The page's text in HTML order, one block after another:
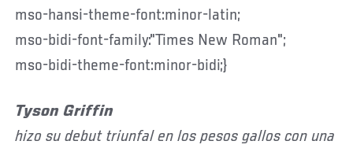
mso-hansi-theme-font:minor-latin;
mso-bidi-font-family:"Times New Roman";
mso-bidi-theme-font:minor-bidi;}
Tyson Griffin
hizo su debut triunfal en los pesos gallos con una